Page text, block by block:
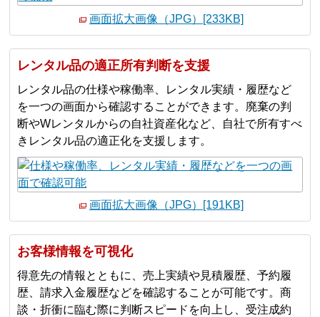
画面拡大画像（JPG）[233KB]
レンタル品の適正所有判断を支援
レンタル品の仕様や稼働率、レンタル実績・履歴など
を一つの画面から確認することができます。廃棄の判
断やWレンタルからの自社資産化など、自社で所有すべ
きレンタル品の適正化を支援します。
画面拡大画像（JPG）[191KB]
お客様情報を可視化
得意先の情報とともに、売上実績や見積履歴、予約履
歴、請求入金履歴などを確認することが可能です。商
談・折衝に臨む際に判断スピードを向上し、受注成約